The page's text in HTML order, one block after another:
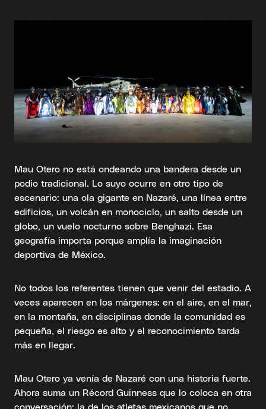
Mau Otero no está ondeando una bandera desde un
podio tradicional. Lo suyo ocurre en otro tipo de
escenario: una ola gigante en Nazaré, una línea entre
edificios, un volcán en monociclo, un salto desde un
globo, un vuelo nocturno sobre Benghazi. Esa
geografía importa porque amplía la imaginación
deportiva de México.
No todos los referentes tienen que venir del estadio. A
veces aparecen en los márgenes: en el aire, en el mar,
en la montaña, en disciplinas donde la comunidad es
pequeña, el riesgo es alto y el reconocimiento tarda
más en llegar.
Mau Otero ya venía de Nazaré con una historia fuerte.
Ahora suma un Récord Guinness que lo coloca en otra
conversación: la de los atletas mexicanos que no